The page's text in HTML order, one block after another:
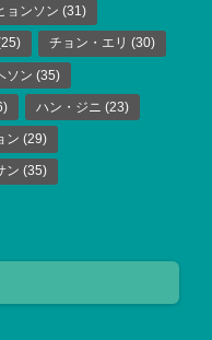
ョンソン (31)
チョン・エリ (30)
ソン (35)
ハン・ジニ (23)
ン (29)
ン (35)